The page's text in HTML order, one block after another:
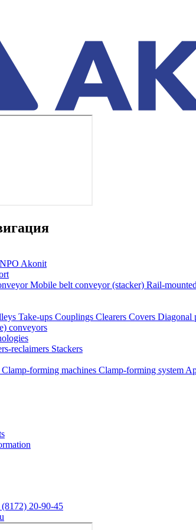
Akonit
Mobile belt conveyor (stacker) Rail-
Take-ups Couplings Clearers Covers Diagonal
conveyors
reclaimers Stackers
Clamp-forming machines Clamp-forming system
20-90-45